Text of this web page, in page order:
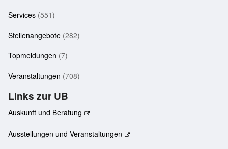
Services (551)
Stellenangebote (282)
Topmeldungen (7)
Veranstaltungen (708)
Links zur UB
Auskunft und Beratung
Ausstellungen und Veranstaltungen